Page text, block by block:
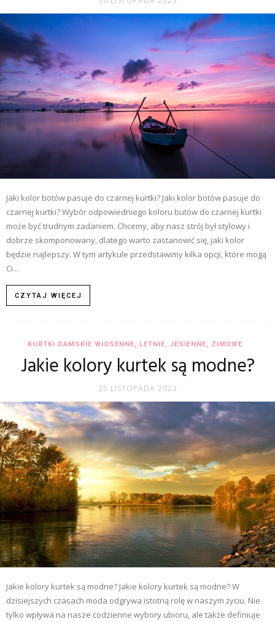
Jaki kolor botów pasuje do czarnej kurtki? Jaki kolor botów pasuje do
czarnej kurtki? Wybór odpowiedniego koloru butów do czarnej kurtki
może być trudnym zadaniem. Chcemy, aby nasz strój był stylowy i
dobrze skomponowany, dlatego warto zastanowić się, jaki kolor
będzie najlepszy. W tym artykule przedstawimy kilka opcji, które mogą
Ci...
CZYTAJ WIĘCEJ
KURTKI DAMSKIE WIOSENNE, LETNIE, JESIENNE, ZIMOWE
Jakie kolory kurtek są modne?
25 LISTOPADA 2023
Jakie kolory kurtek są modne? Jakie kolory kurtek są modne? W
dzisiejszych czasach moda odgrywa istotną rolę w naszym życiu. Nie
tylko wpływa na nasze codzienne wybory ubioru, ale także definiuje